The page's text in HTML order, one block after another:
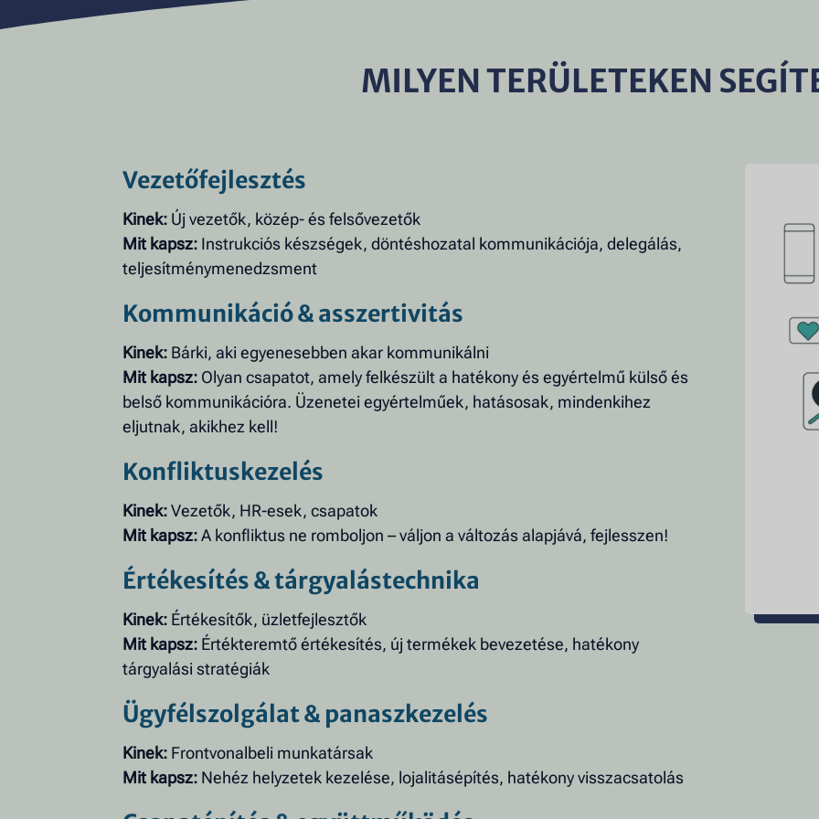
MILYEN TERÜLETEKEN
Vezetőfejlesztés
Kinek: Új vezetők, közép- és felsővezetők
Mit kapsz: Instrukciós készségek, döntéshozatal kommunikációja, delegálás,
teljesítménymenedzsment
Kommunikáció & asszertivitás
Kinek: Bárki, aki egyenesebben akar kommunikálni
Mit kapsz: Olyan csapatot, amely felkészült a hatékony és egyértelmű külső és
belső kommunikációra. Üzenetei egyértelműek, hatásosak, mindenkihez
eljutnak, akikhez kell!
Konfliktuskezelés
Kinek:Vezetők, HR-esek, csapatok
Mit kapsz:A konfliktus ne romboljon – váljon a változás alapjává, fejlesszen!
Értékesítés & tárgyalástechnika
Kinek: Értékesítők, üzletfejlesztők
Mit kapsz: Értékteremtő értékesítés, új termékek bevezetése, hatékony
tárgyalási stratégiák
Ügyfélszolgálat & panaszkezelés
Kinek: Frontvonalbeli munkatársak
Mit kapsz: Nehéz helyzetek kezelése, lojalitásépítés, hatékony visszacsatolás